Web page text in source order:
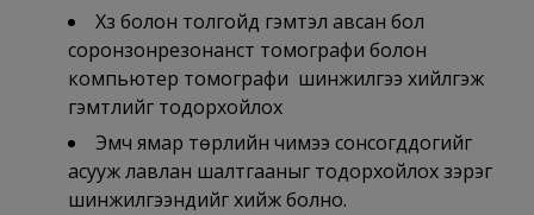
Хүзүү болон толгойд гэмтэл авсан бол
соронзонрезонанст томографи болон
компьютер томографи шинжилгээ хийлгэж
гэмтлийг тодорхойлох
Эмч ямар төрлийн чимээ сонсогддогийг
асууж лавлан шалтгааныг тодорхойлох зэрэг
шинжилгээнүүдийг хийж болно.